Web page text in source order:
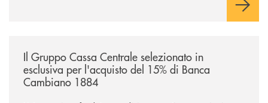
Il Gruppo Cassa Centrale selezionato in
esclusiva per l'acquisto del 15% di Banca
Cambiano 1884